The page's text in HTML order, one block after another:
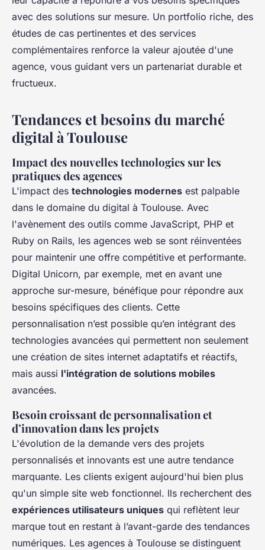
avec des solutions sur mesure. Un portfolio riche, des
études de cas pertinentes et des services
complémentaires renforce la valeur ajoutée d'une
agence, vous guidant vers un partenariat durable et
fructueux.
Tendances et besoins du marché
digital à Toulouse
Impact des nouvelles technologies sur les
pratiques des agences
L'impact des technologies modernes est palpable
dans le domaine du digital à Toulouse. Avec
l'avènement des outils comme JavaScript, PHP et
Ruby on Rails, les agences web se sont réinventées
pour maintenir une offre compétitive et performante.
Digital Unicorn, par exemple, met en avant une
approche sur-mesure, bénéfique pour répondre aux
besoins spécifiques des clients. Cette
personnalisation n’est possible qu’en intégrant des
technologies avancées qui permettent non seulement
une création de sites internet adaptatifs et réactifs,
mais aussi l'intégration de solutions mobiles
avancées.
Besoin croissant de personnalisation et
d’innovation dans les projets
L'évolution de la demande vers des projets
personnalisés et innovants est une autre tendance
marquante. Les clients exigent aujourd'hui bien plus
qu'un simple site web fonctionnel. Ils recherchent des
expériences utilisateurs uniques qui reflètent leur
marque tout en restant à l’avant-garde des tendances
numériques. Les agences à Toulouse se distinguent